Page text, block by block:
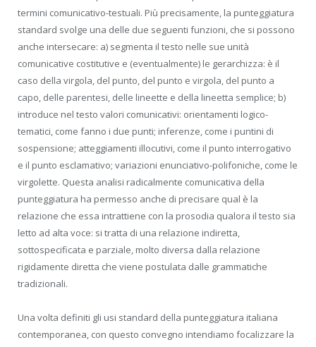
termini comunicativo-testuali. Più precisamente, la punteggiatura
standard svolge una delle due seguenti funzioni, che si possono
anche intersecare: a) segmenta il testo nelle sue unità
comunicative costitutive e (eventualmente) le gerarchizza: è il
caso della virgola, del punto, del punto e virgola, del punto a
capo, delle parentesi, delle lineette e della lineetta semplice; b)
introduce nel testo valori comunicativi: orientamenti logico-
tematici, come fanno i due punti; inferenze, come i puntini di
sospensione; atteggiamenti illocutivi, come il punto interrogativo
e il punto esclamativo; variazioni enunciativo-polifoniche, come le
virgolette. Questa analisi radicalmente comunicativa della
punteggiatura ha permesso anche di precisare qual è la
relazione che essa intrattiene con la prosodia qualora il testo sia
letto ad alta voce: si tratta di una relazione indiretta,
sottospecificata e parziale, molto diversa dalla relazione
rigidamente diretta che viene postulata dalle grammatiche
tradizionali.
Una volta definiti gli usi standard della punteggiatura italiana
contemporanea, con questo convegno intendiamo focalizzare la